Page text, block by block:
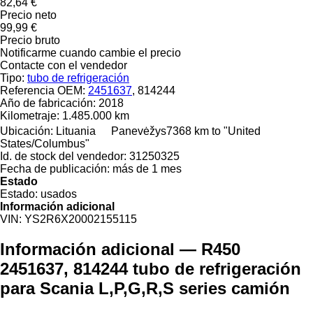
Precio neto
99,99 €
Precio bruto
Notificarme cuando cambie el precio
Contacte con el vendedor
Tipo: tubo de refrigeración
Referencia OEM: 2451637, 814244
Año de fabricación: 2018
Kilometraje: 1.485.000 km
Ubicación: Lituania Panevėžys7368 km to "United
States/Columbus"
Id. de stock del vendedor: 31250325
Fecha de publicación: más de 1 mes
Estado
Estado: usados
Información adicional
VIN: YS2R6X20002155115
Información adicional — R450
2451637, 814244 tubo de refrigeración
para Scania L,P,G,R,S series camión